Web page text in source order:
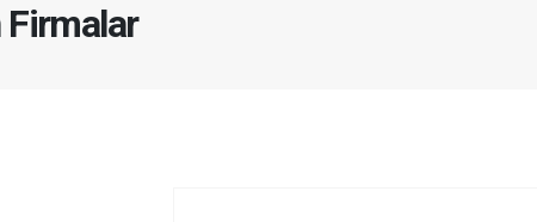
Firmalar